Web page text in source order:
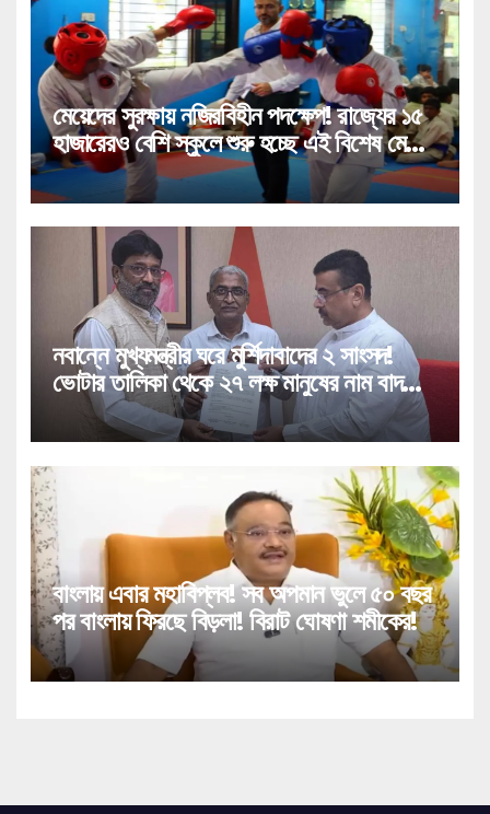
মেয়েদের সুরক্ষায় নজিরবিহীন পদক্ষেপ! রাজ্যের ১৫
হাজারেরও বেশি স্কুলে শুরু হচ্ছে এই বিশেষ মেগা
প্রশিক্ষণ!
নবান্নে মুখ্যমন্ত্রীর ঘরে মুর্শিদাবাদের ২ সাংসদ!
ভোটার তালিকা থেকে ২৭ লক্ষ মানুষের নাম বাদ
পড়া নিয়ে বিরাট পদক্ষেপ!
বাংলায় এবার মহাবিপ্লব! সব অপমান ভুলে ৫০ বছর
পর বাংলায় ফিরছে বিড়লা! বিরাট ঘোষণা শমীকের!